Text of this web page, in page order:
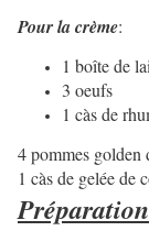
Pour la crème:
1 boîte de
3 oeufs
1 càs de
4 pommes golden
1 càs de gelée de
Préparation